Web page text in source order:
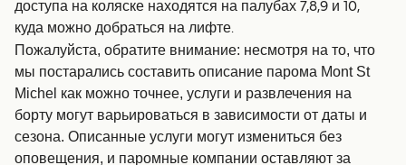
доступа на коляске находятся на палубах 7,8,9 и 10,
куда можно добраться на лифте.
Пожалуйста, обратите внимание: несмотря на то, что
мы постарались составить описание парома Mont St
Michel как можно точнее, услуги и развлечения на
борту могут варьироваться в зависимости от даты и
сезона. Описанные услуги могут измениться без
оповещения, и паромные компании оставляют за